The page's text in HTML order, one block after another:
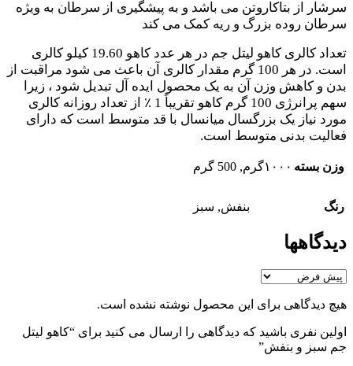
سرشار از بتاكاروتن می باشد و به پیشگیری از سرطان به ویژه
سرطان روده بزرگ و ریه کمک می کند
تعداد کالری کاهو لیتل جم در هر عدد کاهو 19.60 کیلو کالری
است. در هر 100 گرم مقدار کالری آن باعث می شود مراقبت از
بدن و کاهش وزن آن به یک محصول ایده آل تبدیل شود ، زیرا
سهم پرانرژی 100 گرم کاهو تقریباً 1 ٪ از تعداد روزانه کالری
مورد نیاز یک بزرگسال میانسال با قد متوسط ​​است که دارای
فعالیت بدنی متوسط ​​است.
وزن بسته ۱۰۰۰گرم , 500 گرم
رنگ بنفش, سبز
دیدگاهها
هیچ دیدگاهی برای این محصول نوشته نشده است.
اولین نفری باشید که دیدگاهی را ارسال می کنید برای “کاهو لیتل
جم سبز و بنفش”